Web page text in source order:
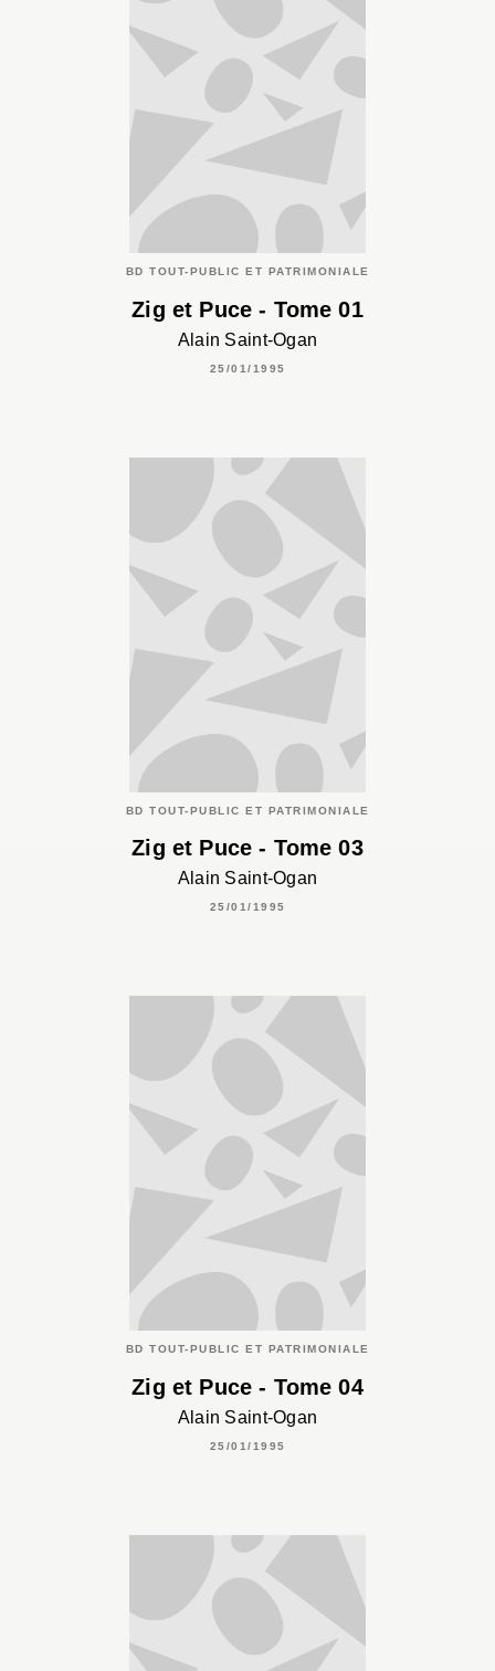
BD TOUT-PUBLIC ET PATRIMONIALE
Zig et Puce - Tome 01
Alain Saint-Ogan
25/01/1995
BD TOUT-PUBLIC ET PATRIMONIALE
Zig et Puce - Tome 03
Alain Saint-Ogan
25/01/1995
BD TOUT-PUBLIC ET PATRIMONIALE
Zig et Puce - Tome 04
Alain Saint-Ogan
25/01/1995